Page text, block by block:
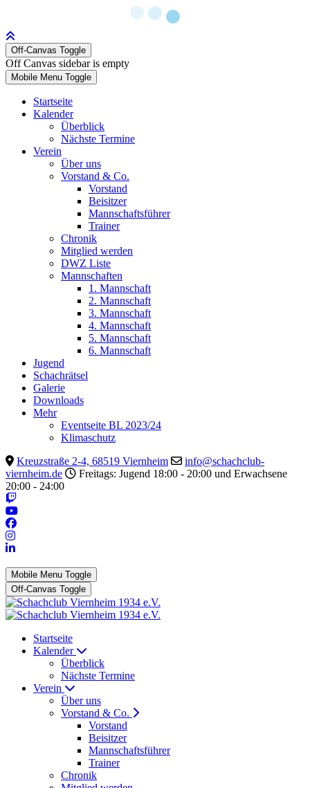
Off-Canvas Toggle
Off Canvas sidebar is empty
Mobile Menu Toggle
Startseite
Kalender
Überblick
Nächste Termine
Verein
Über uns
Vorstand & Co.
Vorstand
Beisitzer
Mannschaftsführer
Trainer
Chronik
Mitglied werden
DWZ Liste
Mannschaften
1. Mannschaft
2. Mannschaft
3. Mannschaft
4. Mannschaft
5. Mannschaft
6. Mannschaft
Jugend
Schachrätsel
Galerie
Downloads
Mehr
Eventseite BL 2023/24
Klimaschutz
Kreuzstraße 2-4, 68519 Viernheim
info@schachclub-
viernheim.de
Freitags: Jugend 18:00 - 20:00 und Erwachsene
20:00 - 24:00
Mobile Menu Toggle
Off-Canvas Toggle
Startseite
Kalender
Überblick
Nächste Termine
Verein
Über uns
Vorstand & Co.
Vorstand
Beisitzer
Mannschaftsführer
Trainer
Chronik